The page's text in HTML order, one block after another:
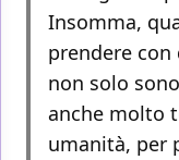
Insomma,
prendere
non solo
anche molto
umanità, per